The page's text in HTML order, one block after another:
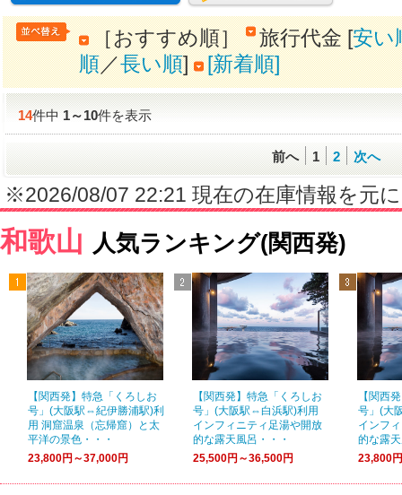
［おすすめ順］ 旅行代金 [安い
順／長い順] [新着順]
14件中1～10件を表示
前へ 1 2 次へ
※2026/08/07 22:21 現在の在庫情報を元
和歌山 人気ランキング(関西発)
【関西発】特急「くろしお
号」(大阪駅⇔紀伊勝浦駅)利
用 洞窟温泉（忘帰窟）と太
平洋の景色・・・
23,800円～37,000円
【関西発】特急「くろしお
号」(大阪駅⇔白浜駅)利用
インフィニティ足湯や開放
的な露天風呂・・・
25,500円～36,500円
【関西
号」(大
インフ
的な露
23,800